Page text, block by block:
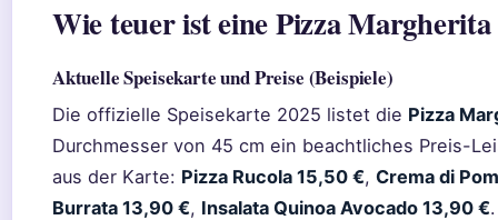
Wie teuer ist eine Pizza
Aktuelle Speisekarte und Preise (Beispiele)
Die offizielle Speisekarte 2025 listet die Pizza
Durchmesser von 45 cm ein beachtliches Preis-
aus der Karte: Pizza Rucola 15,50 €, Crema di
Burrata 13,90 €, Insalata Quinoa Avocado 13,90 €.